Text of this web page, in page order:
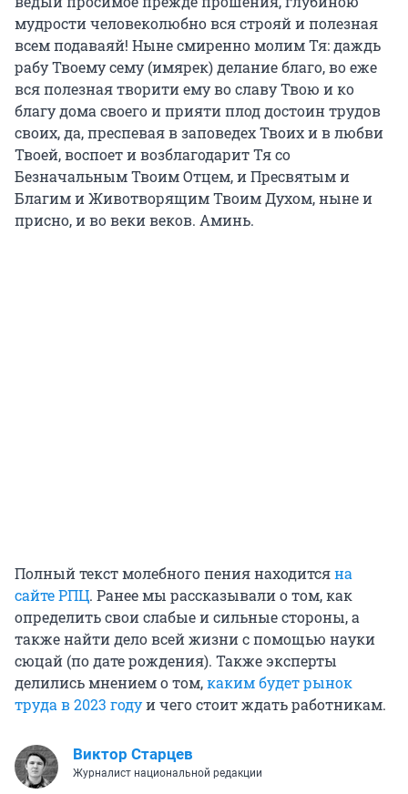
мудрости человеколюбно вся строяй и полезная
всем подаваяй! Ныне смиренно молим Тя: даждь
рабу Твоему сему (имярек) делание благо, во еже
вся полезная творити ему во славу Твою и ко
благу дома своего и прияти плод достоин трудов
своих, да, преспевая в заповедех Твоих и в любви
Твоей, воспоет и возблагодарит Тя со
Безначальным Твоим Отцем, и Пресвятым и
Благим и Животворящим Твоим Духом, ныне и
присно, и во веки веков. Аминь.
Полный текст молебного пения находитсяна
сайте РПЦ. Ранее мы рассказывали о том, как
определить свои слабые и сильные стороны, а
также найти дело всей жизни с помощью науки
сюцай (по дате рождения). Также эксперты
делились мнением о том,каким будет рынок
труда в 2023 годуи чего стоит ждать работникам.
Виктор Старцев
Журналист национальной редакции